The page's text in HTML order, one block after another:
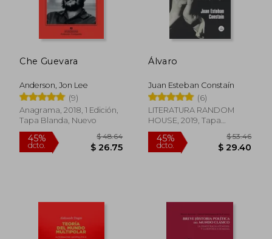
Che Guevara
Anderson, Jon Lee
(9)
Anagrama, 2018, 1 Edición,
Tapa Blanda, Nuevo
Álvaro
Juan Esteban Constaín
(6)
LITERATURA RANDOM
HOUSE, 2019, Tapa
Blanda, Nuevo